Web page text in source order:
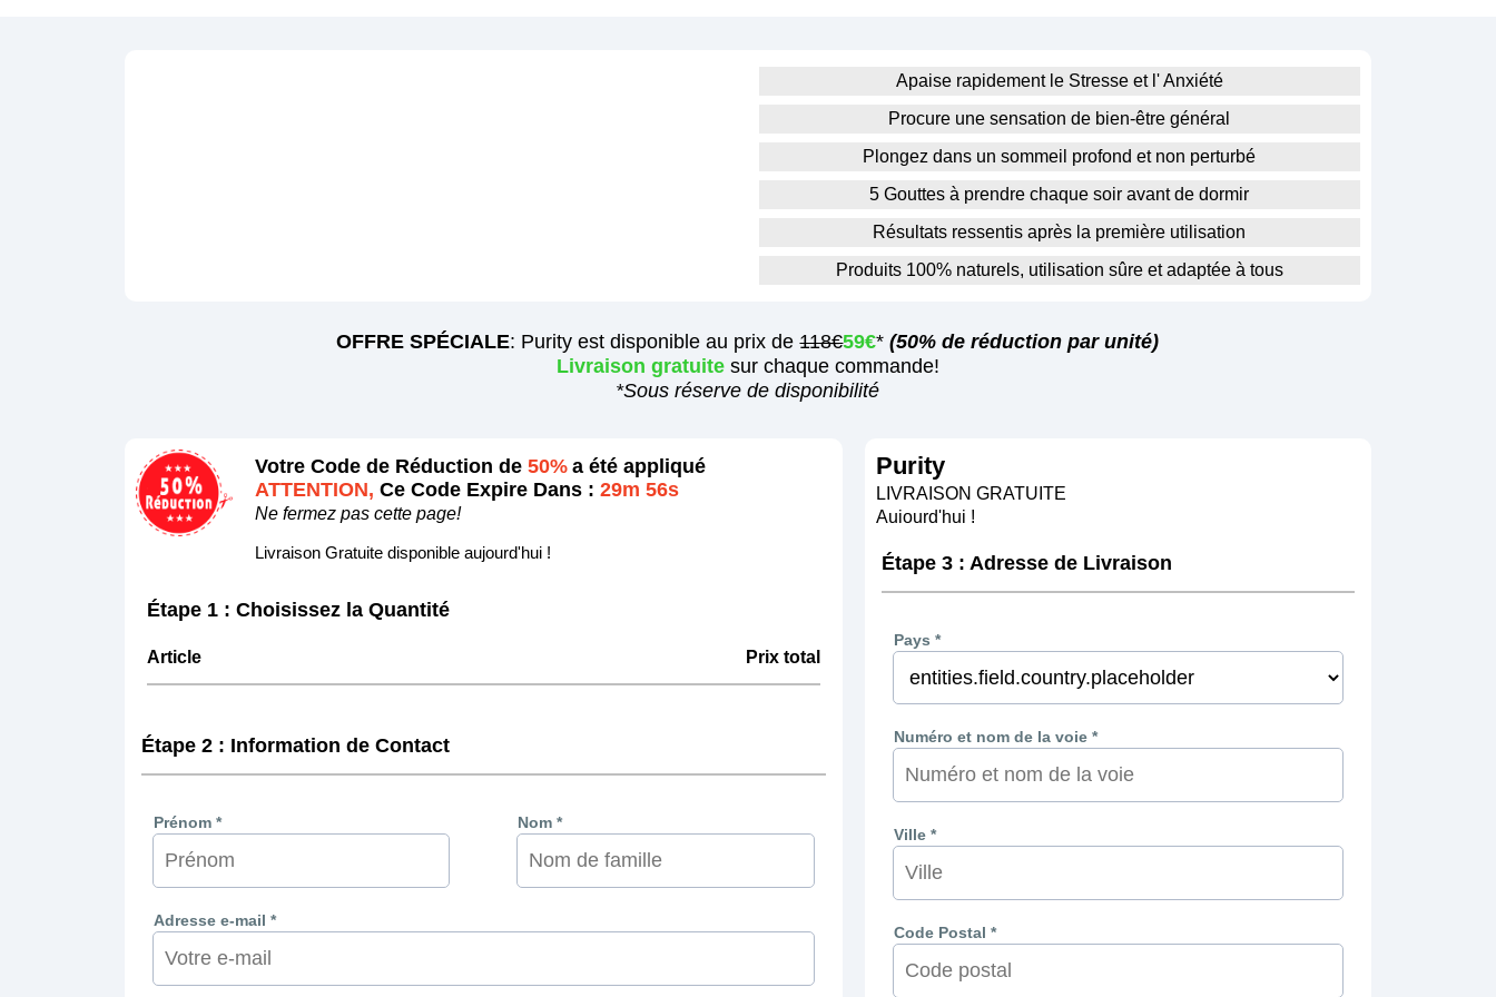
Apaise rapidement le Stresse et l' Anxiété
Procure une sensation de bien-être général
Plongez dans un sommeil profond et non perturbé
5 Gouttes à prendre chaque soir avant de dormir
Résultats ressentis après la première utilisation
Produits 100% naturels, utilisation sûre et adaptée à tous
OFFRE SPÉCIALE: Purityest disponible au prix de118€59€*(50% de réduction par unité)
Livraison gratuitesur chaque commande!
*Sous réserve de disponibilité
Votre Code de Réduction de50% a été appliqué
ATTENTION,Ce Code Expire Dans :29m 54s
Ne fermez pas cette page!
Livraison Gratuite disponible aujourd'hui !
Étape 1 : Choisissez la Quantité
Article Prix total
Étape 2 : Information de Contact
Prénom * Nom *
Adresse e-mail *
Purity
LIVRAISON GRATUITE
Aujourd'hui !
Étape 3 : Adresse de Livraison
Pays *
Numéro et nom de la voie *
Ville *
Code Postal *